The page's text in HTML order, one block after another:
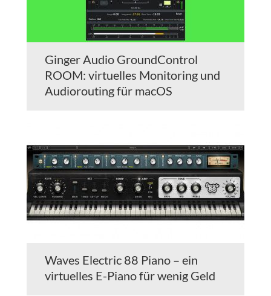
Ginger Audio GroundControl
ROOM: virtuelles Monitoring und
Audiorouting für macOS
Waves Electric 88 Piano – ein
virtuelles E-Piano für wenig Geld